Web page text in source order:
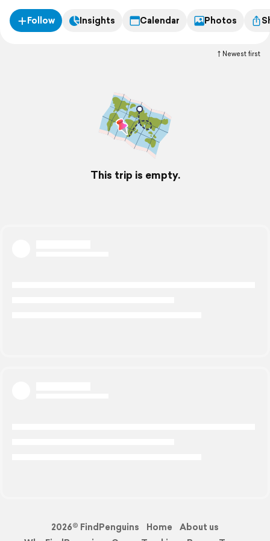
Follow Insights Calendar Photos
Newest first
This trip is empty.
2026© FindPenguins Home
About us